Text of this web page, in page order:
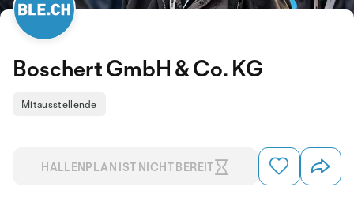
Boschert GmbH & Co. KG
Mitausstellende
HALLENPLAN IST NICHT BEREIT